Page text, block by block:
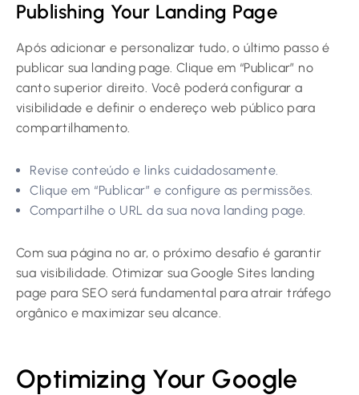
Publishing Your Landing Page
Após adicionar e personalizar tudo, o último passo é
publicar sua landing page. Clique em “Publicar” no
canto superior direito. Você poderá configurar a
visibilidade e definir o endereço web público para
compartilhamento.
Revise conteúdo e links cuidadosamente.
Clique em “Publicar” e configure as permissões.
Compartilhe o URL da sua nova landing page.
Com sua página no ar, o próximo desafio é garantir
sua visibilidade. Otimizar sua Google Sites landing
page para SEO será fundamental para atrair tráfego
orgânico e maximizar seu alcance.
Optimizing Your Google